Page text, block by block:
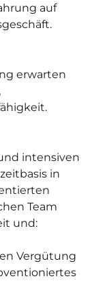
auf
erwarten
intensiven
in
Team
und:
Vergütung